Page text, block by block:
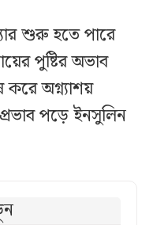
শুরু হতে পারে
পুষ্টির অভাব
করে অগ্ন্যাশয়
পড়ে ইনসুলিন